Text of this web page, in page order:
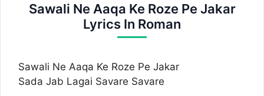
Sawali Ne Aaqa Ke Roze Pe Jakar
Lyrics In Roman
Sawali Ne Aaqa Ke Roze Pe Jakar
Sada Jab Lagai Savare Savare